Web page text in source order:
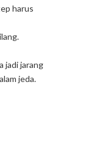
harus
jadi jarang
jeda.